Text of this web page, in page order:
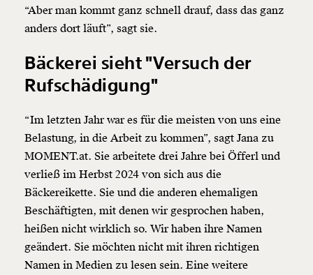
“Aber man kommt ganz schnell drauf, dass das ganz
anders dort läuft”, sagt sie.
Bäckerei sieht "Versuch der
Rufschädigung"
“Im letzten Jahr war es für die meisten von uns eine
Belastung, in die Arbeit zu kommen”, sagt Jana zu
MOMENT.at. Sie arbeitete drei Jahre bei Öfferl und
verließ im Herbst 2024 von sich aus die
Bäckereikette. Sie und die anderen ehemaligen
Beschäftigten, mit denen wir gesprochen haben,
heißen nicht wirklich so. Wir haben ihre Namen
geändert. Sie möchten nicht mit ihren richtigen
Namen in Medien zu lesen sein. Eine weitere